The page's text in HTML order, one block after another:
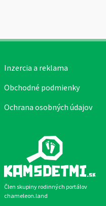
Člen skupiny rodinných portálov
chameleon.land
Inzercia a reklama
Obchodné podmienky
Ochrana osobných údajov